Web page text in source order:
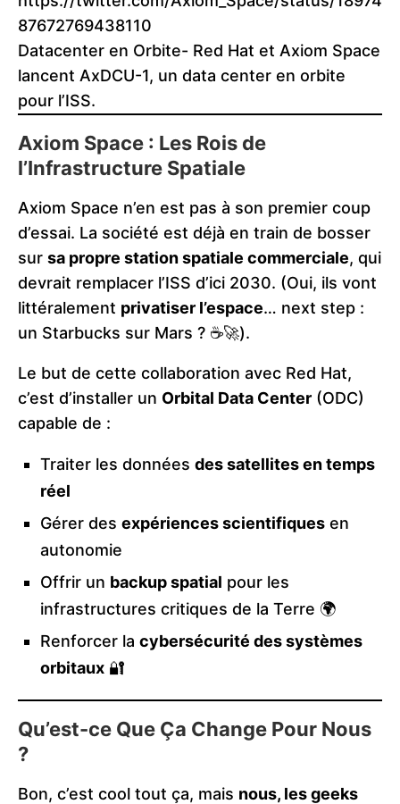
87672769438110
Datacenter en Orbite- Red Hat et Axiom Space
lancent AxDCU-1, un data center en orbite
pour l’ISS.
Axiom Space : Les Rois de
l’Infrastructure Spatiale
Axiom Space n’en est pas à son premier coup
d’essai. La société est déjà en train de bosser
sur sa propre station spatiale commerciale, qui
devrait remplacer l’ISS d’ici 2030. (Oui, ils vont
littéralement privatiser l’espace… next step :
un Starbucks sur Mars ? ☕🚀).
Le but de cette collaboration avec Red Hat,
c’est d’installer un Orbital Data Center (ODC)
capable de :
Traiter les données des satellites en temps
réel
Gérer des expériences scientifiques en
autonomie
Offrir un backup spatial pour les
infrastructures critiques de la Terre 🌍
Renforcer la cybersécurité des systèmes
orbitaux 🔐
Qu’est-ce Que Ça Change Pour Nous
?
Bon, c’est cool tout ça, mais nous, les geeks